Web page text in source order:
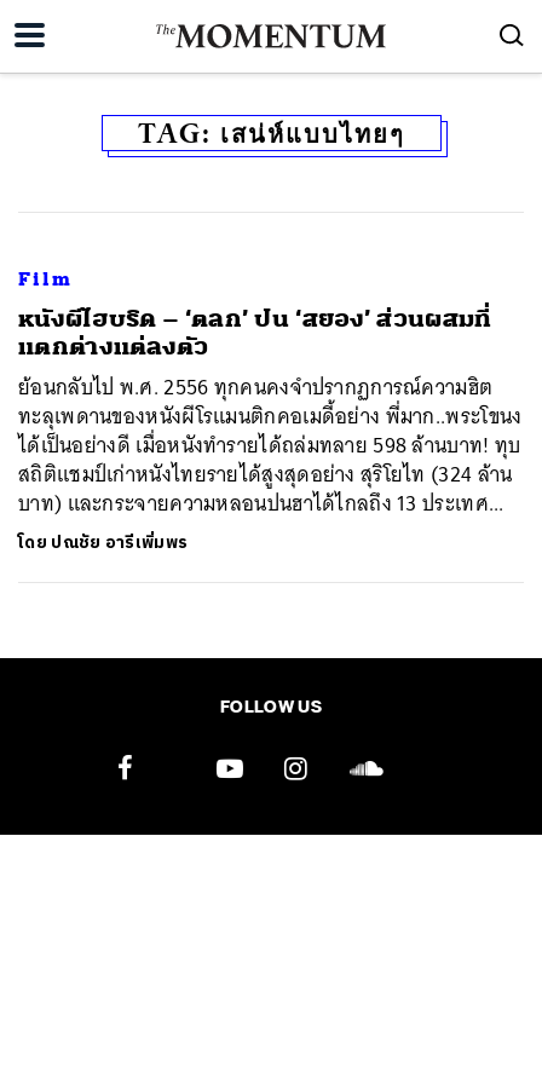
TAG: เสน่ห์แบบไทยๆ
Film
หนังผีไฮบริด – ‘ตลก’ ปน ‘สยอง’ ส่วนผสมที่
แตกต่างแต่ลงตัว
ย้อนกลับไป พ.ศ. 2556 ทุกคนคงจำปรากฏการณ์ความฮิต
ทะลุเพดานของหนังผีโรแมนติกคอเมดี้อย่าง พี่มาก..พระโขนง
ได้เป็นอย่างดี เมื่อหนังทำรายได้ถล่มทลาย 598 ล้านบาท! ทุบ
สถิติแชมป์เก่าหนังไทยรายได้สูงสุดอย่าง สุริโยไท (324 ล้าน
บาท) และกระจายความหลอนปนฮาได้ไกลถึง 13 ประเทศ...
โดย ปณชัย อารีเพิ่มพร
FOLLOW US
SHARE TWEET LINE EMAIL